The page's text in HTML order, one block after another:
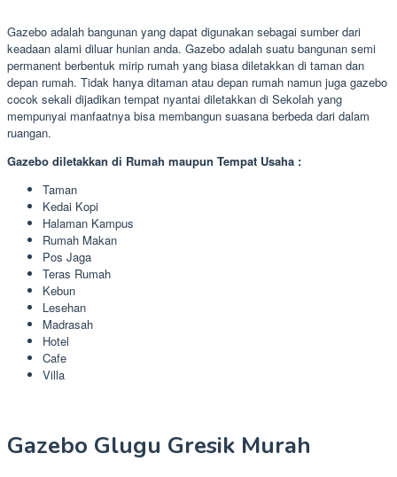
Gazebo adalah bangunan yang dapat digunakan sebagai sumber dari
keadaan alami diluar hunian anda. Gazebo adalah suatu bangunan semi
permanent berbentuk mirip rumah yang biasa diletakkan di taman dan
depan rumah. Tidak hanya ditaman atau depan rumah namun juga gazebo
cocok sekali dijadikan tempat nyantai diletakkan di Sekolah yang
mempunyai manfaatnya bisa membangun suasana berbeda dari dalam
ruangan.
Gazebo diletakkan di Rumah maupun Tempat Usaha :
Taman
Kedai Kopi
Halaman Kampus
Rumah Makan
Pos Jaga
Teras Rumah
Kebun
Lesehan
Madrasah
Hotel
Cafe
Villa
Gazebo Glugu Gresik Murah